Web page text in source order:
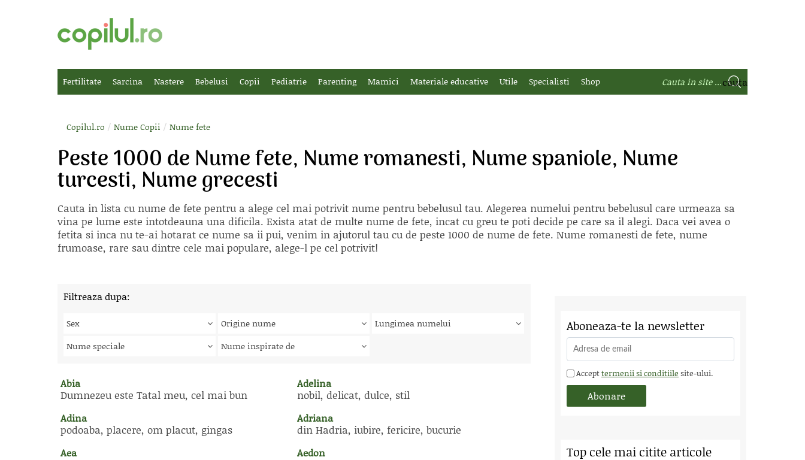
Fertilitate Sarcina Nastere Bebelusi Copii Pediatrie Parenting Mamici Materiale educative Utile Specialisti Shop
Copilul.ro / Nume Copii / Nume fete
Peste 1000 de Nume fete, Nume romanesti, Nume spaniole, Nume
turcesti, Nume grecesti
Cauta in lista cu nume de fete pentru a alege cel mai potrivit nume pentru bebelusul tau. Alegerea numelui pentru bebelusul care urmeaza sa
vina pe lume este intotdeauna una dificila. Exista atat de multe nume de fete, incat cu greu te poti decide pe care sa il alegi. Daca vei avea o
fetita si inca nu te-ai hotarat ce nume sa ii pui, venim in ajutorul tau cu de peste 1000 de nume de fete. Nume romanesti de fete, nume
frumoase, rare sau dintre cele mai populare, alege-l pe cel potrivit!
Filtreaza dupa:
Sex Origine nume
Lungimea numelui
Nume speciale
Nume inspirate de
Abia
Dumnezeu este Tatal meu, cel mai bun
Adelina
nobil, delicat, dulce, stil
Adina
podoaba, placere, om placut, gingas
Adriana
din Hadria, iubire, fericire, bucurie
Aea Aedon
Aboneaza-te la newsletter
Accepttermenii si conditiile site-ului.
Top cele mai citite articole